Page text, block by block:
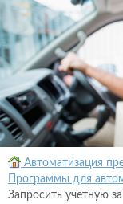
Автоматизация
Программы для
Запросить учетную